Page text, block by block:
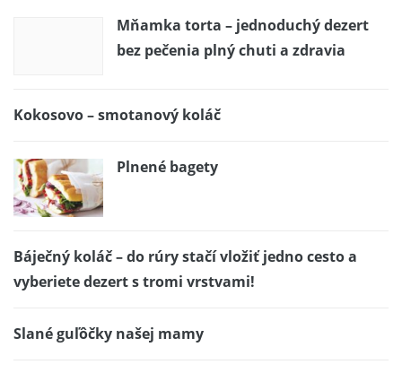
Mňamka torta – jednoduchý dezert
bez pečenia plný chuti a zdravia
Kokosovo – smotanový koláč
Plnené bagety
Báječný koláč – do rúry stačí vložiť jedno cesto a
vyberiete dezert s tromi vrstvami!
Slané guľôčky našej mamy